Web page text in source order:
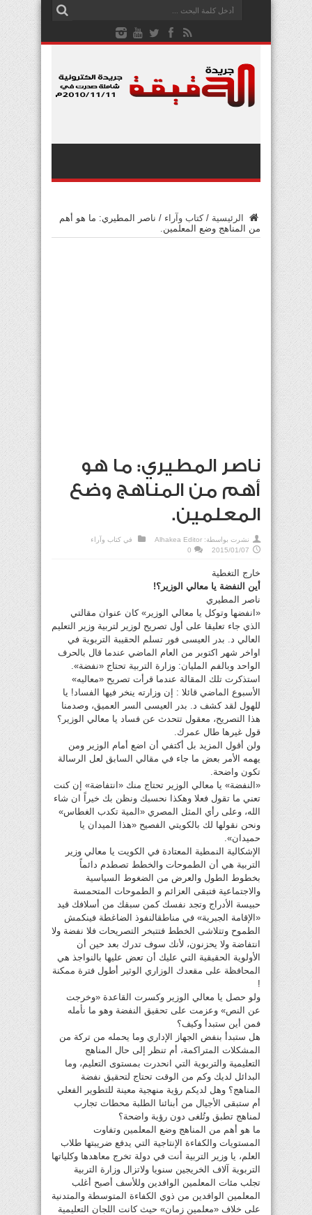
الرئيسية / كتاب وآراء / ناصر المطيري: ما هو أهم
من المناهج وضع المعلمين.
ناصر المطيري: ما هو
أهم من المناهج وضع
المعلمين.
نشرت بواسطة: Alhakea Editor في كتاب وآراء
2015/01/07
0
خارج التغطية
أين النفضة يا معالي الوزير؟!
ناصر المطيري
«انفضها وتوكل يا معالي الوزير» كان عنوان مقالتي
الذي جاء تعليقا على أول تصريح لوزير لتربية وزير التعليم
العالي د. بدر العيسى فور تسلم الحقيبة التربوية في
اواخر شهر اكتوبر من العام الماضي عندما قال بالحرف
الواحد وبالفم المليان: وزارة التربية تحتاج «نفضة».
استذكرت تلك المقالة عندما قرأت تصريح «معاليه»
الأسبوع الماضي قائلا : إن وزارته ينخر فيها الفساد! يا
للهول لقد كشف د. بدر العيسى السر العميق، وصدمنا
هذا التصريح، معقول تتحدث عن فساد يا معالي الوزير؟
قول غيرها طال عمرك.
ولن أقول المزيد بل أكتفي أن اضع أمام الوزير ومن
يهمه الأمر بعض ما جاء في مقالي السابق لعل الرسالة
تكون واضحة.
«النفضة» يا معالي الوزير تحتاج منك «انتفاضة» إن كنت
تعني ما تقول فعلا وهكذا نحسبك ونظن بك خيراً ان شاء
الله، وعلى رأي المثل المصري «المية تكدب الغطاس»
ونحن نقولها لك بالكويتي الفصيح «هذا الميدان يا
حميدان».
الإشكالية النمطية المعتادة في الكويت يا معالي وزير
التربية هي أن الطموحات والخطط تصطدم دائماً
بخطوط الطول والعرض من الضغوط السياسية
والاجتماعية فتبقى العزائم و الطموحات المتحمسة
حبيسة الأدراج وتجد نفسك كمن سبقك من أسلافك قيد
«الإقامة الجبرية» في مناطقالنفوذ الضاغطة فينكمش
الطموح وتتلاشى الخطط فتتبخر التصريحات فلا نفضة ولا
انتفاضة ولا يحزنون، لأنك سوف تدرك بعد حين أن
الأولوية الحقيقية التي عليك أن تعض عليها بالنواجذ هي
المحافظة على مقعدك الوزاري الوثير أطول فترة ممكنة
!
ولو حصل يا معالي الوزير وكسرت القاعدة «وخرجت
عن النص» وعزمت على تحقيق النفضة وهو ما نأمله
فمن أين ستبدأ وكيف؟
هل ستبدأ بنفض الجهاز الإداري وما يحمله من تركة من
المشكلات المتراكمة، أم تنظر إلى حال المناهج
التعليمية والتربوية التي انحدرت بمستوى التعليم، وما
البدائل لديك وكم من الوقت تحتاج لتحقيق نفضة
المناهج؟ وهل لديكم رؤية منهجية معينة للتطوير الفعلي
أم ستبقى الأجيال من أبنائنا الطلبة محطات تجارب
لمناهج تطبق وتُلغى دون رؤية واضحة؟
ما هو أهم من المناهج وضع المعلمين وتفاوت
المستويات والكفاءة الإنتاجية التي يدفع ضريبتها طلاب
العلم، يا وزير التربية أنت في دولة تخرج معاهدها وكلياتها
التربوية آلاف الخريجين سنويا ولاتزال وزارة التربية
تجلب مئات المعلمين الوافدين وللأسف أصبح أغلب
المعلمين الوافدين من ذوي الكفاءة المتوسطة والمتدنية
على خلاف «معلمين زمان» حيث كانت اللجان التعليمية